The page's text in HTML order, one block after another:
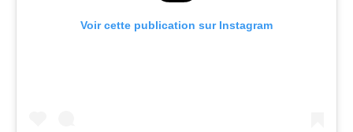
Voir cette publication sur Instagram